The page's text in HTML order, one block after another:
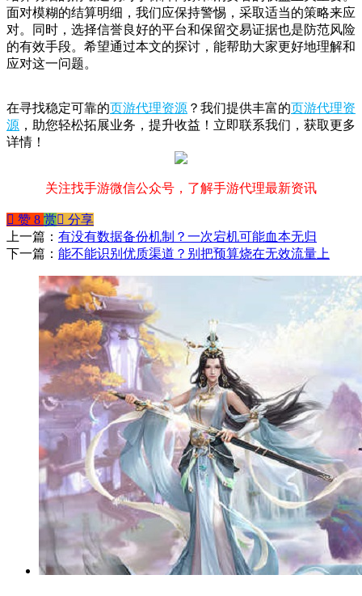
面对模糊的结算明细，我们应保持警惕，采取适当的策略来应
对。同时，选择信誉良好的平台和保留交易证据也是防范风险
的有效手段。希望通过本文的探讨，能帮助大家更好地理解和
应对这一问题。
在寻找稳定可靠的页游代理资源 ？我们提供丰富的页游代理资
源 ，助您轻松拓展业务，提升收益！立即联系我们，获取更多
详情！
关注找手游微信公众号，了解手游代理最新资讯
󰄼 赞 8 赏󰄯 分享
上一篇： 有没有数据备份机制？一次宕机可能血本无归
下一篇： 能不能识别优质渠道？别把预算烧在无效流量上